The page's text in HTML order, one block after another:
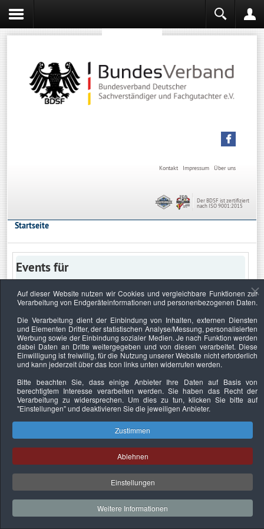
Über uns
Impressum
Kontakt
Der BDSF ist zertifiziert
nach ISO 9001:2015
Startseite
Events für
Keine Termine
Datenschutzerklärung Urheberrechtsnachweise Nachhaltigkeit
Copyright © 2026. Bundesverband Deutscher
Sachverständiger und Fachgutachter e.V..
Auf dieser Website nutzen wir Cookies und vergleichbare Funktionen zur
Verarbeitung von Endgeräteinformationen und personenbezogenen Daten.
Die Verarbeitung dient der Einbindung von Inhalten, externen Diensten
und Elementen Dritter, der statistischen Analyse/Messung, personalisierten
Werbung sowie der Einbindung sozialer Medien. Je nach Funktion werden
dabei Daten an Dritte weitergegeben und von diesen verarbeitet. Diese
Einwilligung ist freiwillig, für die Nutzung unserer Website nicht erforderlich
und kann jederzeit über das Icon links unten widerrufen werden.
Bitte beachten Sie, dass einige Anbieter Ihre Daten auf Basis von
berechtigtem Interesse verarbeiten werden. Sie haben das Recht der
Verarbeitung zu widersprechen. Um dies zu tun, klicken Sie bitte auf
"Einstellungen"und deaktivieren Sie die jeweiligen Anbieter.
Zustimmen
Ablehnen
Einstellungen
Weitere Informationen